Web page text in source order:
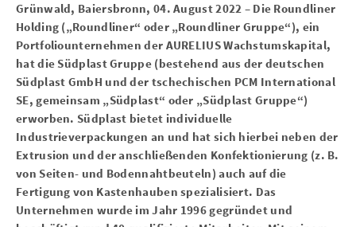
Grünwald, Baiersbronn, 04. August 2022 – Die Roundliner
Holding („Roundliner“ oder „Roundliner Gruppe“), ein
Portfoliounternehmen der AURELIUS Wachstumskapital,
hat die Südplast Gruppe (bestehend aus der deutschen
Südplast GmbH und der tschechischen PCM International
SE, gemeinsam „Südplast“ oder „Südplast Gruppe“)
erworben. Südplast bietet individuelle
Industrieverpackungen an und hat sich hierbei neben der
Extrusion und der anschließenden Konfektionierung (z. B.
von Seiten- und Bodennahtbeuteln) auch auf die
Fertigung von Kastenhauben spezialisiert. Das
Unternehmen wurde im Jahr 1996 gegründet und